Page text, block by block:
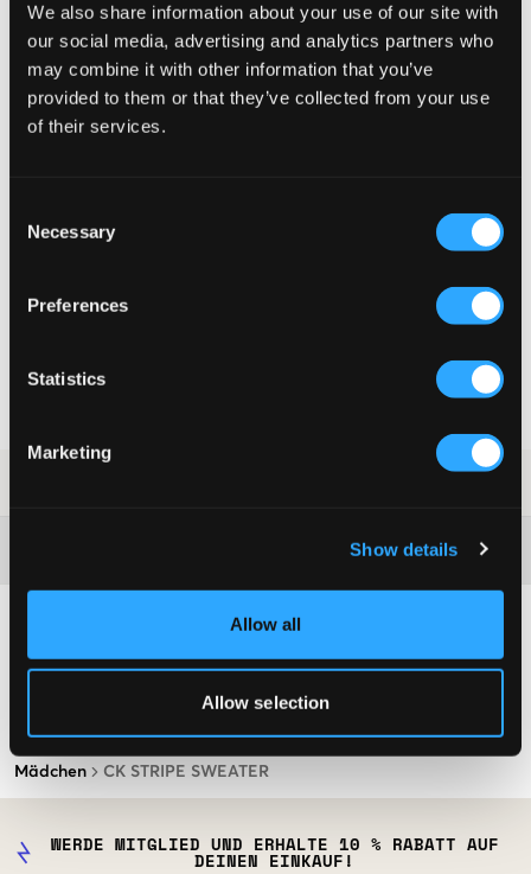
We also share information about your use of our site with
our social media, advertising and analytics partners who
may combine it with other information that you’ve
provided to them or that they’ve collected from your use
of their services.
Selection
Necessary
Preferences
Statistics
Marketing
Show details
Allow all
Allow selection
Mädchen CK STRIPE SWEATER
10 Jahre 12 Jahre 14 Jahre
Nur 3
übrig
16 Jahre
WÄHLEN SIE EINE GRÖSSE
Schnelle lieferung
WERDE MITGLIED UND ERHALTE 10 % RABATT AUF
DEINEN EINKAUF!